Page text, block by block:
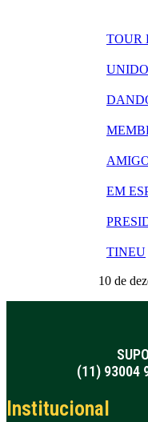
TOUR
EM
TINEU
10 de
(11) 93004
Institucional